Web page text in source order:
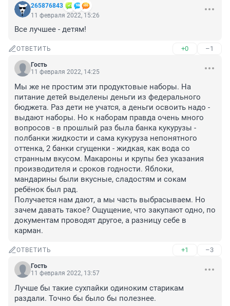
265876843
11 февраля 2022, 15:26
Все лучшее - детям!
ОТВЕТИТЬ +0 –1
Гость
11 февраля 2022, 14:25
Мы же не простим эти продуктовые наборы. На
питание детей выделены деньги из федерального
бюджета. Раз дети не учатся, а деньги освоить надо -
выдают наборы. Но к наборам правда очень много
вопросов - в прошлый раз была банка кукурузы -
полбанки жидкости и сама кукуруза непонятного
оттенка, 2 банки сгущенки - жидкая, как вода со
странным вкусом. Макароны и крупы без указания
производителя и сроков годности. Яблоки,
мандарины были вкусные, сладостям и сокам
ребёнок был рад.
Получается нам дают, а мы часть выбрасываем. Но
зачем давать такое? Ощущение, что закупают одно, по
документам проводят другое, а разницу себе в
карман.
ОТВЕТИТЬ +1 –3
Гость
11 февраля 2022, 13:57
Лучше бы такие сухпайки одиноким старикам
раздали. Точно бы было бы полезнее.